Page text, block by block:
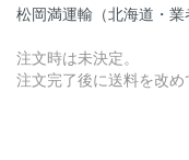
松岡満運輸（北海道・業
注文時は未決定。
注文完了後に送料を改め